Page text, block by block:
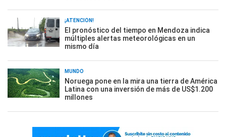
¡ATENCIÓN!
El pronóstico del tiempo en Mendoza indica
múltiples alertas meteorológicas en un
mismo día
MUNDO
Noruega pone en la mira una tierra de América
Latina con una inversión de más de US$1.200
millones